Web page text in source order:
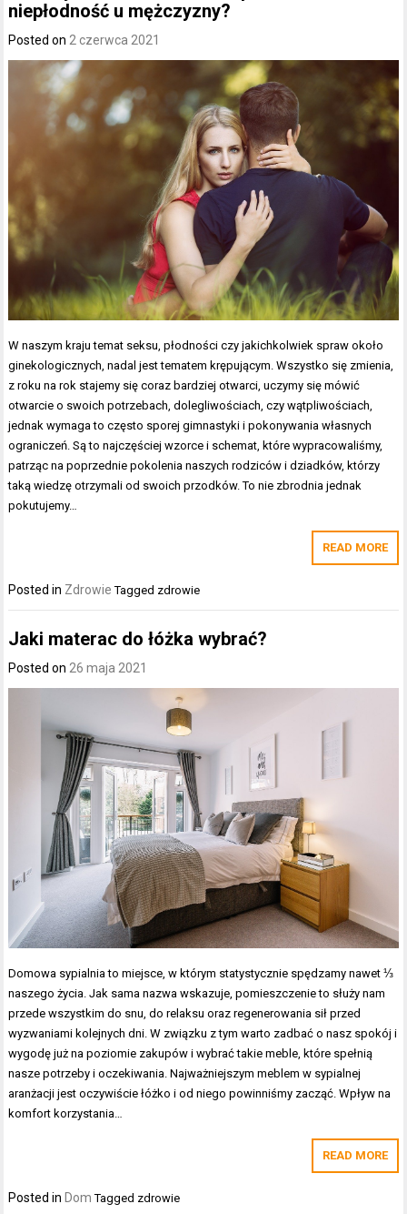
niepłodność u mężczyzny?
Posted on2 czerwca 2021
W naszym kraju temat seksu, płodności czy jakichkolwiek spraw około
ginekologicznych, nadal jest tematem krępującym. Wszystko się zmienia,
z roku na rok stajemy się coraz bardziej otwarci, uczymy się mówić
otwarcie o swoich potrzebach, dolegliwościach, czy wątpliwościach,
jednak wymaga to często sporej gimnastyki i pokonywania własnych
ograniczeń. Są to najczęściej wzorce i schemat, które wypracowaliśmy,
patrząc na poprzednie pokolenia naszych rodziców i dziadków, którzy
taką wiedzę otrzymali od swoich przodków. To nie zbrodnia jednak
pokutujemy…
READ MORE
Posted in Zdrowie Tagged zdrowie
Jaki materac do łóżka wybrać?
Posted on 26 maja 2021
Domowa sypialnia to miejsce, w którym statystycznie spędzamy nawet ⅓
naszego życia. Jak sama nazwa wskazuje, pomieszczenie to służy nam
przede wszystkim do snu, do relaksu oraz regenerowania sił przed
wyzwaniami kolejnych dni. W związku z tym warto zadbać o nasz spokój i
wygodę już na poziomie zakupów i wybrać takie meble, które spełnią
nasze potrzeby i oczekiwania. Najważniejszym meblem w sypialnej
aranżacji jest oczywiście łóżko i od niego powinniśmy zacząć. Wpływ na
komfort korzystania…
READ MORE
Posted in Dom Tagged zdrowie